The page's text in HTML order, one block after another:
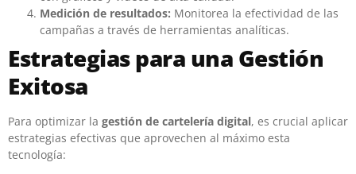
Medición de resultados: Monitorea la efectividad de las
campañas a través de herramientas analíticas.
Estrategias para una Gestión
Exitosa
Para optimizar la gestión de cartelería digital, es crucial aplicar
estrategias efectivas que aprovechen al máximo esta
tecnología: